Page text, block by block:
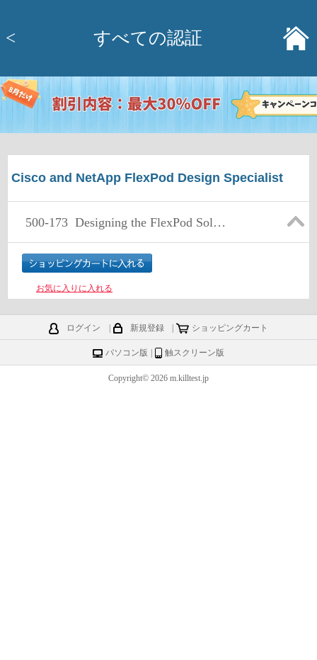
< すべての認証
Cisco and NetApp FlexPod Design Specialist
500-173 Designing the FlexPod Solution
お気に入りに入れる
ログイン 新規登録 ショッピングカート
パソコン版 触スクリーン版
Copyright© 2026 m.killtest.jp